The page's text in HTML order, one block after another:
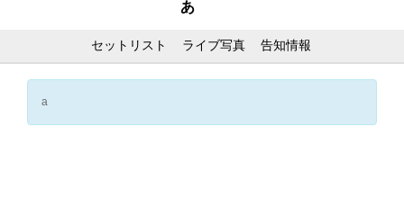
あ
セットリスト ライブ写真 告知情報
a